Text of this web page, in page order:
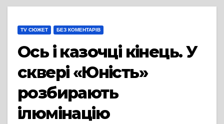
TV СЮЖЕТ БЕЗ КОМЕНТАРІВ
Ось і казочці кінець. У
сквері «Юність»
розбирають
ілюмінацію